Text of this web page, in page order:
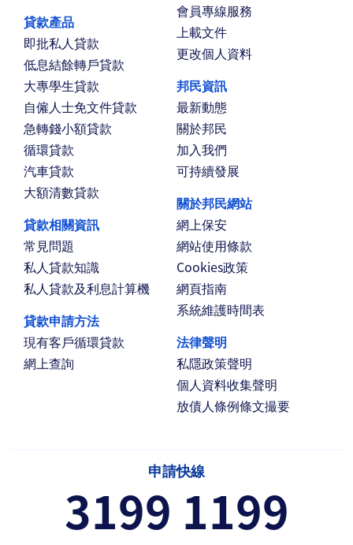
貸款產品
即批私人貸款
低息結餘轉戶貸款
大專學生貸款
自僱人士免文件貸款
急轉錢小額貸款
循環貸款
汽車貸款
大額清數貸款
貸款相關資訊
常見問題
私人貸款知識
私人貸款及利息計算機
貸款申請方法
現有客戶循環貸款
網上查詢
會員專線服務
上載文件
更改個人資料
邦民資訊
最新動態
關於邦民
加入我們
可持續發展
關於邦民網站
網上保安
網站使用條款
Cookies政策
網頁指南
系統維護時間表
法律聲明
私隱政策聲明
個人資料收集聲明
放債人條例條文撮要
申請快線
3199 1199